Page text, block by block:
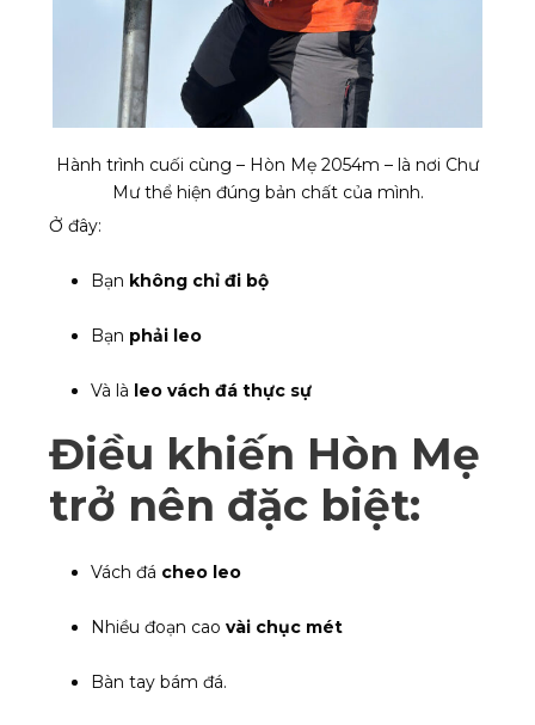
Hành trình cuối cùng – Hòn Mẹ 2054m – là nơi Chư
Mư thể hiện đúng bản chất của mình.
Ở đây:
Bạn không chỉ đi bộ
Bạn phải leo
Và là leo vách đá thực sự
Điều khiến Hòn Mẹ
trở nên đặc biệt:
Vách đá cheo leo
Nhiều đoạn cao vài chục mét
Bàn tay bám đá.